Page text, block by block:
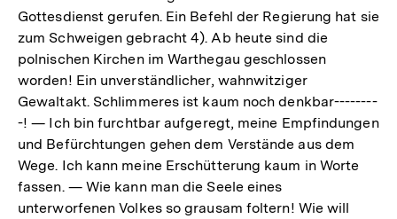
Gottesdienst gerufen. Ein Befehl der Regierung hat sie
zum Schweigen gebracht 4). Ab heute sind die
polnischen Kirchen im Warthegau geschlossen
worden! Ein unverständlicher, wahnwitziger
Gewaltakt. Schlimmeres ist kaum noch denkbar--------
-! — Ich bin furchtbar aufgeregt, meine Empfindungen
und Befürchtungen gehen dem Verstände aus dem
Wege. Ich kann meine Erschütterung kaum in Worte
fassen. — Wie kann man die Seele eines
unterworfenen Volkes so grausam foltern! Wie will